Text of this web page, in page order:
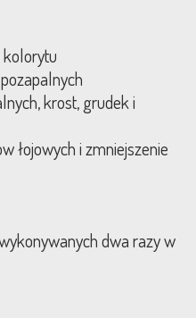
kolorytu
krost, grudek i
łojowych i zmniejszenie
dwa razy w